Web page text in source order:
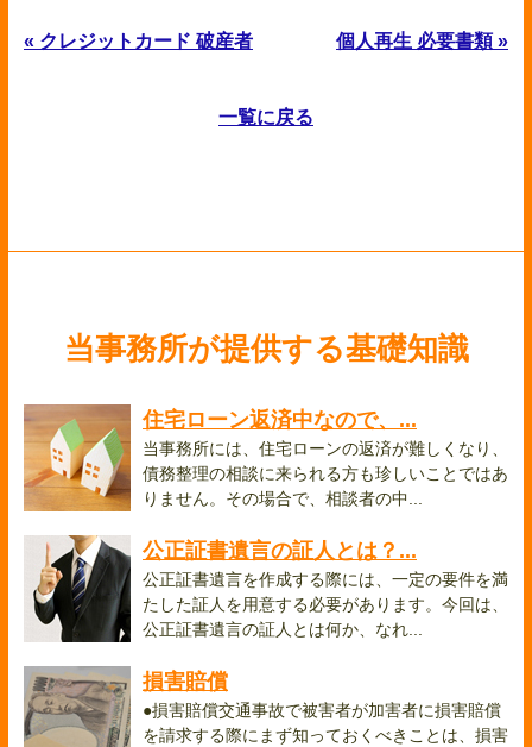
« クレジットカード 破産者 個人再生 必要書類 »
一覧に戻る
当事務所が提供する基礎知識
住宅ローン返済中なので、...
当事務所には、住宅ローンの返済が難しくなり、
債務整理の相談に来られる方も珍しいことではあ
りません。その場合で、相談者の中...
公正証書遺言の証人とは？...
公正証書遺言を作成する際には、一定の要件を満
たした証人を用意する必要があります。今回は、
公正証書遺言の証人とは何か、なれ...
損害賠償
●損害賠償交通事故で被害者が加害者に損害賠償
を請求する際にまず知っておくべきことは、損害